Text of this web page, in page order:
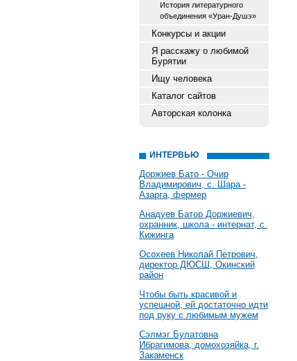
История литературного
объединения «Уран-Душэ»
Конкурсы и акции
Я расскажу о любимой
Бурятии
Ищу человека
Каталог сайтов
Авторская колонка
ИНТЕРВЬЮ
Доржиев Бато - Очир
Владимирович, с. Шара -
Азарга, фермер
Анадуев Батор Доржиевич,
охранник, школа - интернат, с.
Кижинга
Осохеев Николай Петрович,
директор ДЮСШ, Окинский
район
Чтобы быть красивой и
успешной, ей достаточно идти
под руку с любимым мужем
Сэлмэг Булатовна
Ибрагимова, домохозяйка, г.
Закаменск